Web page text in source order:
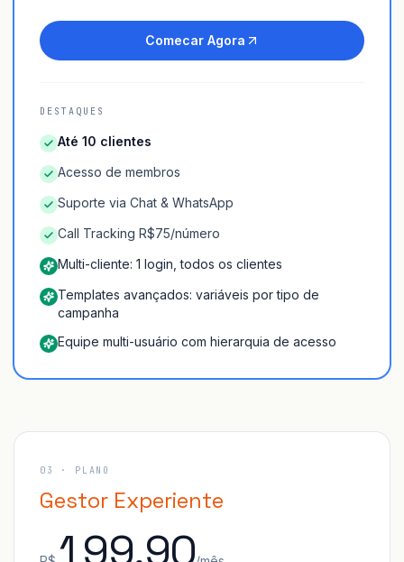
Comecar Agora
DESTAQUES
Até 10 clientes
Acesso de membros
Suporte via Chat & WhatsApp
Call Tracking R$75/número
Multi-cliente: 1 login, todos os clientes
Templates avançados: variáveis por tipo de
campanha
Equipe multi-usuário com hierarquia de acesso
03 · PLANO
Gestor Experiente
199,90